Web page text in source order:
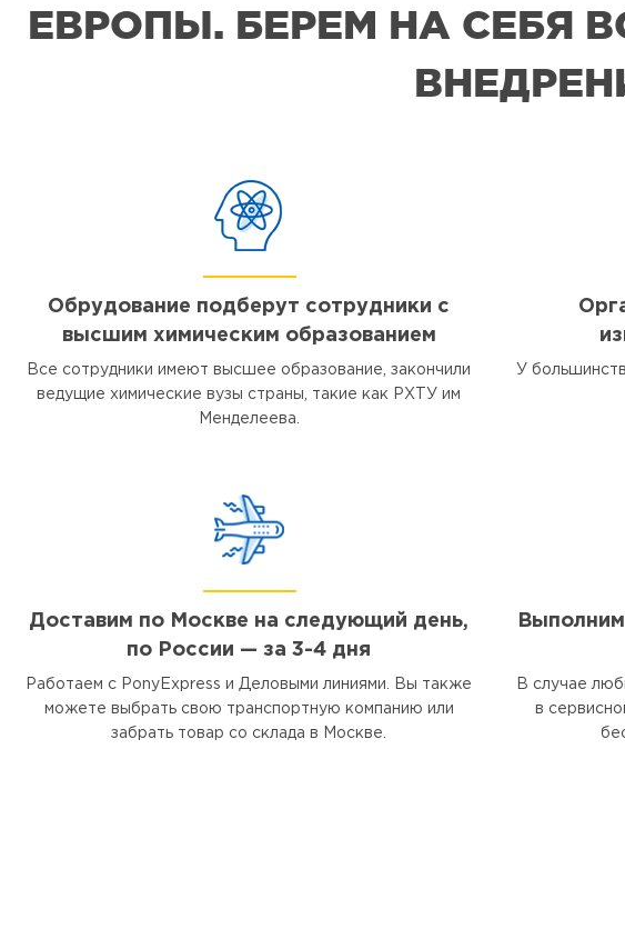
ЕВРОПЫ. БЕРЕМ НА СЕБЯ
Обрудование подберут сотрудники с
высшим химическим образованием
Все сотрудники имеют высшее образование, закончили
ведущие химические вузы страны, такие как РХТУ им
Менделеева.
У
Доставим по Москве на следующий день,
по России — за 3-4 дня
Работаем с PonyExpress и Деловыми линиями. Вы также
можете выбрать свою транспортную компанию или
забрать товар со склада в Москве.
В случае
в